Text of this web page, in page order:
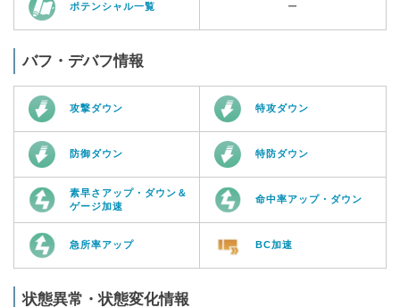
ポテンシャル一覧 ー
バフ・デバフ情報
攻撃ダウン 特攻ダウン
防御ダウン 特防ダウン
素早さアップ・ダウン＆
ゲージ加速
命中率アップ・ダウン
急所率アップ BC加速
状態異常・状態変化情報